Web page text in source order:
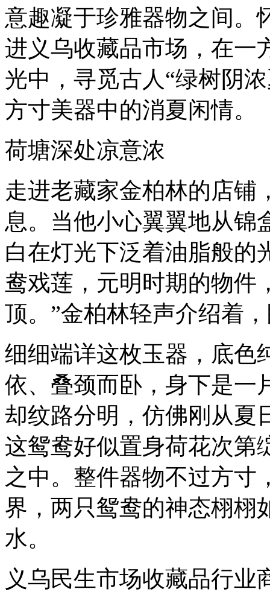
意趣凝于珍雅器物之间。
进义乌收藏品市场，在一
光中，寻觅古人“绿树阴
方寸美器中的消夏闲情。
荷塘深处凉意浓
走进老藏家金柏林的店铺
息。当他小心翼翼地从锦
白在灯光下泛着油脂般的
鸯戏莲，元明时期的物件
顶。”金柏林轻声介绍着
细细端详这枚玉器，底色
依、叠颈而卧，身下是一
却纹路分明，仿佛刚从夏
这鸳鸯好似置身荷花次第
之中。整件器物不过方寸
界，两只鸳鸯的神态栩栩
水。
义乌民生市场收藏品行业